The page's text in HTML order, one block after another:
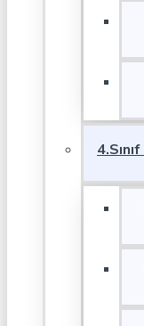
4.Sınıf